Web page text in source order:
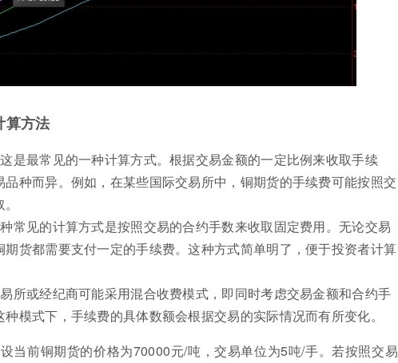
算方法
是最常见的一种计算方式。根据交易金额的一定比例来收取手续
种而异。例如，在某些国际交易所中，铜期货的手续费可能按照交
常见的计算方式是按照交易的合约手数来收取固定费用。无论交易
货都需要支付一定的手续费。这种方式简单明了，便于投资者计算
所或经纪商可能采用混合收费模式，即同时考虑交易金额和合约手
模式下，手续费的具体数额会根据交易的实际情况而有所变化。
当前铜期货的价格为70000元/吨，交易单位为5吨/手。若按照交易